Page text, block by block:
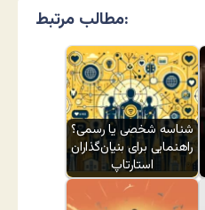
مطالب مرتبط:
شناسه شخصی یا رسمی؟
راهنمایی برای بنیان‌گذاران
استارتاپ